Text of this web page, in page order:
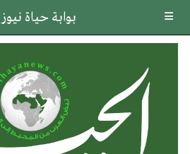
بوابة حياة نيوز